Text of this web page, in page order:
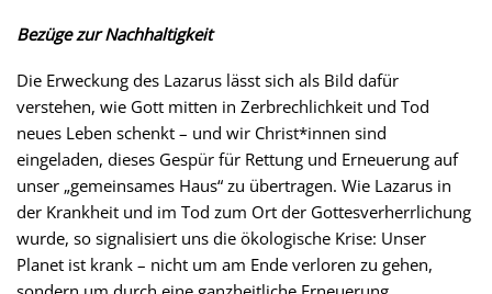
Bezüge zur Nachhaltigkeit
Die Erweckung des Lazarus lässt sich als Bild dafür
verstehen, wie Gott mitten in Zerbrechlichkeit und Tod
neues Leben schenkt – und wir Christ*innen sind
eingeladen, dieses Gespür für Rettung und Erneuerung auf
unser „gemeinsames Haus“ zu übertragen. Wie Lazarus in
der Krankheit und im Tod zum Ort der Gottesverherrlichung
wurde, so signalisiert uns die ökologische Krise: Unser
Planet ist krank – nicht um am Ende verloren zu gehen,